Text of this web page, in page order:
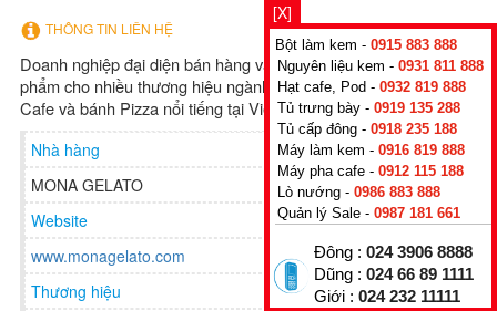
THÔNG TIN LIÊN HỆ
Doanh nghiệp đại diện bán hàng và phân phối độc quyền sản
phẩm cho nhiều thương hiệu ngành F&B, các dự án Gelato,
Cafe và bánh Pizza nổi tiếng tại Việt Nam
Nhà hàng
MONA GELATO
Website
www.monagelato.com
Thương hiệu
[X]
Bột làm kem - 0915 883 888
Nguyên liệu kem - 0931 811 888
Hạt cafe, Pod - 0932 819 888
Tủ trưng bày - 0919 135 288
Tủ cấp đông - 0918 235 188
Máy làm kem - 0916 819 888
Máy pha cafe - 0912 115 188
Lò nướng - 0986 883 888
Quản lý Sale - 0987 181 661
Đông : 024 3906 8888
Dũng : 024 66 89 1111
Giới : 024 232 11111